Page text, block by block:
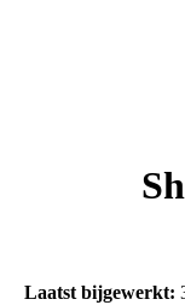
Laatst bijgewerkt: